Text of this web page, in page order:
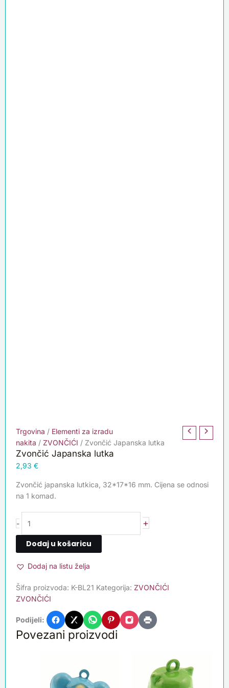
Trgovina / Elementi za izradu
nakita / ZVONČIĆI / Zvončić Japanska lutka
Zvončić Japanska lutka
2,93 €
Zvončić japanska lutkica, 32*17*16 mm. Cijena se odnosi
na 1 komad.
- +
Dodaj u košaricu
Dodaj na listu želja
Šifra proizvoda: K-BL21 Kategorija: ZVONČIĆI
ZVONČIĆI
Podijeli:
Povezani proizvodi